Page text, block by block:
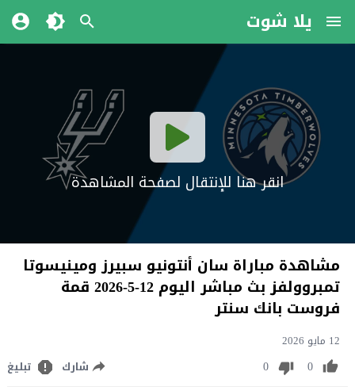
يلا شوت
انقر هنا للإنتقال لصفحة المشاهدة
مشاهدة مباراة سان أنتونيو سبيرز ومينيسوتا
تمبروولفز بث مباشر اليوم 12-5-2026 قمة
فروست بانك سنتر
12 مايو 2026
0
0 شارك تبليغ